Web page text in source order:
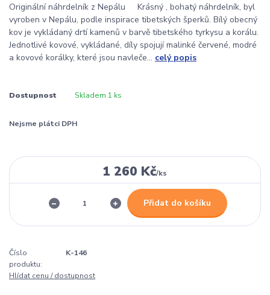
Originální náhrdelník z Nepálu Krásný , bohatý náhrdelník, byl
vyroben v Nepálu, podle inspirace tibetských šperků. Bílý obecný
kov je vykládaný drtí kamenů v barvě tibetského tyrkysu a korálu.
Jednotlivé kovové, vykládané, díly spojují malinké červené, modré
a kovové korálky, které jsou navleče... celý popis
Dostupnost Skladem 1 ks
Nejsme plátci DPH
1 260 Kč/ks
Přidat do košíku
Číslo
produktu:
K-146
Hlídat cenu / dostupnost